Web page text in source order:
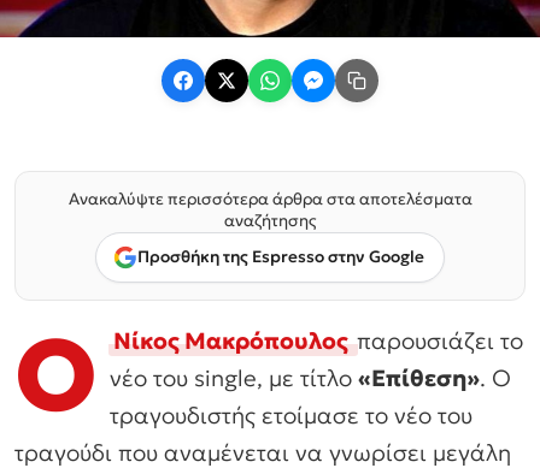
Ανακαλύψτε περισσότερα άρθρα στα αποτελέσματα
αναζήτησης
Προσθήκη της Espresso στην Google
Ο Νίκος Μακρόπουλος παρουσιάζει το
νέο του single, με τίτλο «Επίθεση». Ο
τραγουδιστής ετοίμασε το νέο του
τραγούδι που αναμένεται να γνωρίσει μεγάλη